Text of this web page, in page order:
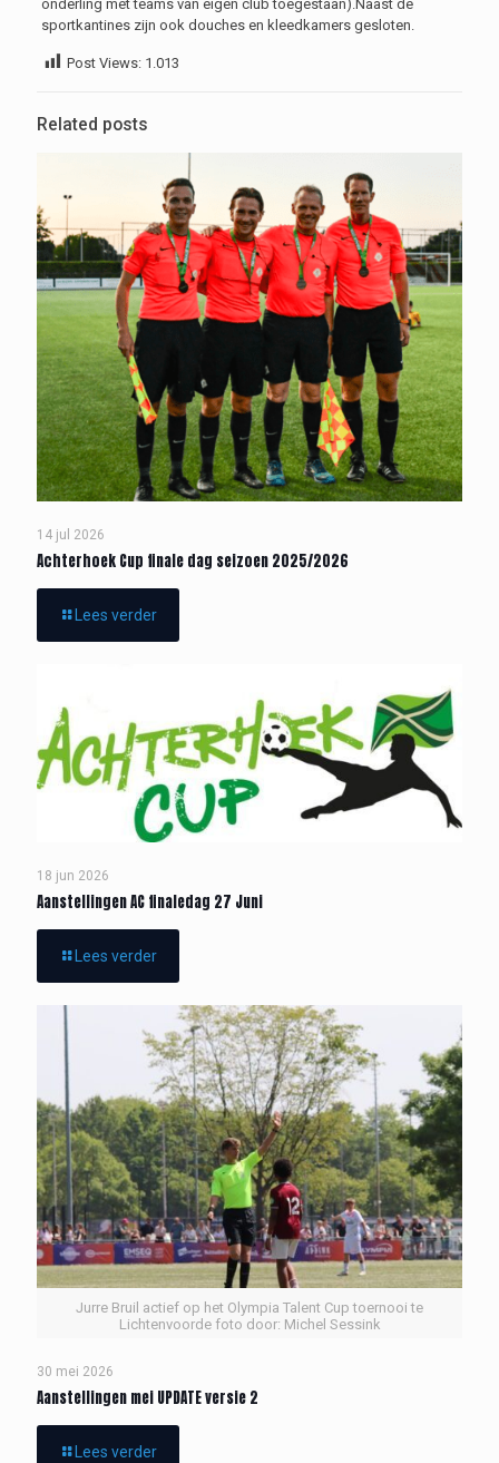
onderling met teams van eigen club toegestaan).Naast de
sportkantines zijn ook douches en kleedkamers gesloten.
Post Views: 1.013
Related posts
14 jul 2026
Achterhoek Cup finale dag seizoen 2025/2026
Lees verder
18 jun 2026
Aanstellingen AC finaledag 27 Juni
Lees verder
Jurre Bruil actief op het Olympia Talent Cup toernooi te
Lichtenvoorde foto door: Michel Sessink
30 mei 2026
Aanstellingen mei UPDATE versie 2
Lees verder